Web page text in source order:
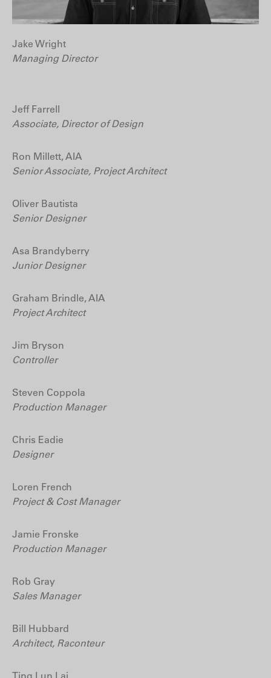
Jake Wright
Managing Director
Jeff Farrell
Associate, Director of Design
Ron Millett, AIA
Senior Associate, Project Architect
Oliver Bautista
Senior Designer
Asa Brandyberry
Junior Designer
Graham Brindle, AIA
Project Architect
Jim Bryson
Controller
Steven Coppola
Production Manager
Chris Eadie
Designer
Loren French
Project & Cost Manager
Jamie Fronske
Production Manager
Rob Gray
Sales Manager
Bill Hubbard
Architect, Raconteur
Ting Lun Lai